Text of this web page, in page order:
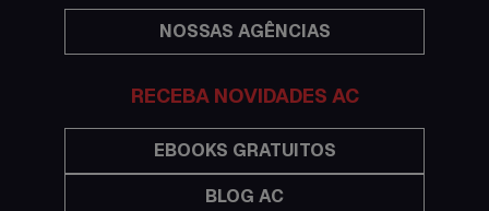
Histórias de intercâmbio
Hospedagem
Imigração Austrália
NOSSAS AGÊNCIAS
RECEBA NOVIDADES AC
EBOOKS GRATUITOS
BLOG AC